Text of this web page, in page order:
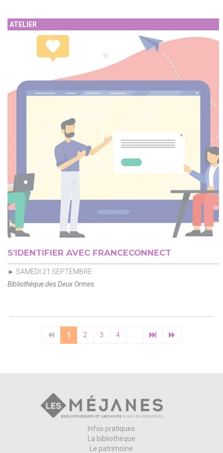
ATELIER
S’IDENTIFIER AVEC FRANCECONNECT
► SAMEDI 21 SEPTEMBRE
Bibliothèque des Deux Ormes
1 2 3 4 ...
Infos pratiques
La bibliothèque
Le patrimoine